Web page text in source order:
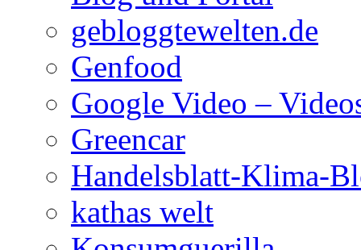
gebloggtewelten.de
Genfood
Google Video –
Greencar
Handelsblatt-Klima-
kathas welt